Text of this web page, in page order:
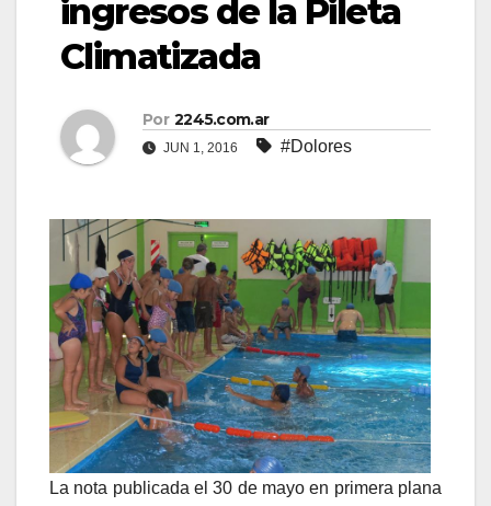
ingresos de la Pileta
Climatizada
Por 2245.com.ar
JUN 1, 2016 #Dolores
La nota publicada el 30 de mayo en primera plana